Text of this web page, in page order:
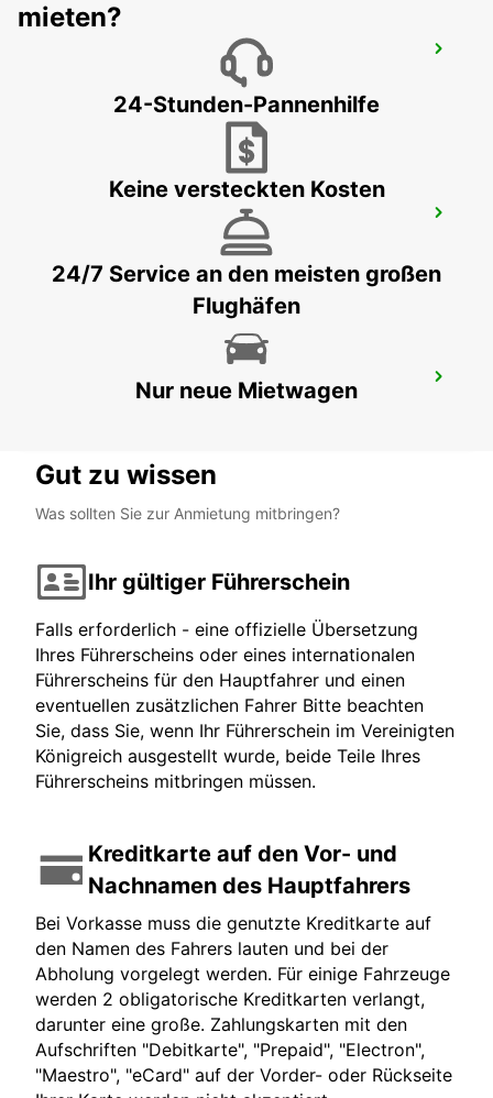
BARLETTA
mieten?
24-Stunden-Pannenhilfe
Keine versteckten Kosten
24/7 Service an den meisten großen
Flughäfen
Nur neue Mietwagen
Gut zu wissen
Was sollten Sie zur Anmietung mitbringen?
Ihr gültiger Führerschein
Falls erforderlich - eine offizielle Übersetzung
Ihres Führerscheins oder eines internationalen
Führerscheins für den Hauptfahrer und einen
eventuellen zusätzlichen Fahrer Bitte beachten
Sie, dass Sie, wenn Ihr Führerschein im Vereinigten
Königreich ausgestellt wurde, beide Teile Ihres
Führerscheins mitbringen müssen.
Kreditkarte auf den Vor- und
Nachnamen des Hauptfahrers
Bei Vorkasse muss die genutzte Kreditkarte auf
den Namen des Fahrers lauten und bei der
Abholung vorgelegt werden. Für einige Fahrzeuge
werden 2 obligatorische Kreditkarten verlangt,
darunter eine große. Zahlungskarten mit den
Aufschriften "Debitkarte", "Prepaid", "Electron",
"Maestro", "eCard" auf der Vorder- oder Rückseite